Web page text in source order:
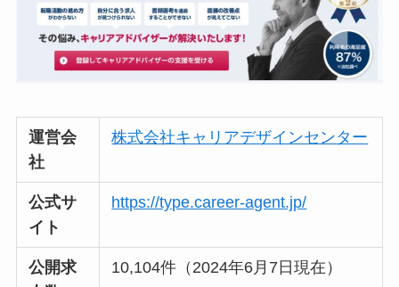
運営会
社
株式会社キャリアデザインセンター
公式サ
イト
https://type.career-agent.jp/
公開求
10,104件（2024年6月7日現在）